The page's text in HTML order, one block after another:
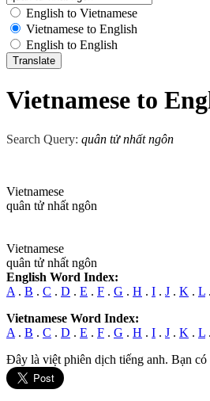
English to Vietnamese
Vietnamese to English
English to English
Vietnamese to
Search Query: quân tử nhất ngôn
Vietnamese
quân tử nhất ngôn
Vietnamese
quân tử nhất ngôn
English Word Index:
A . B . C . D . E . F . G . H . I . J . K . L .
Vietnamese Word Index:
A . B . C . D . E . F . G . H . I . J . K . L .
Đây là việt phiên dịch tiếng anh. Bạn